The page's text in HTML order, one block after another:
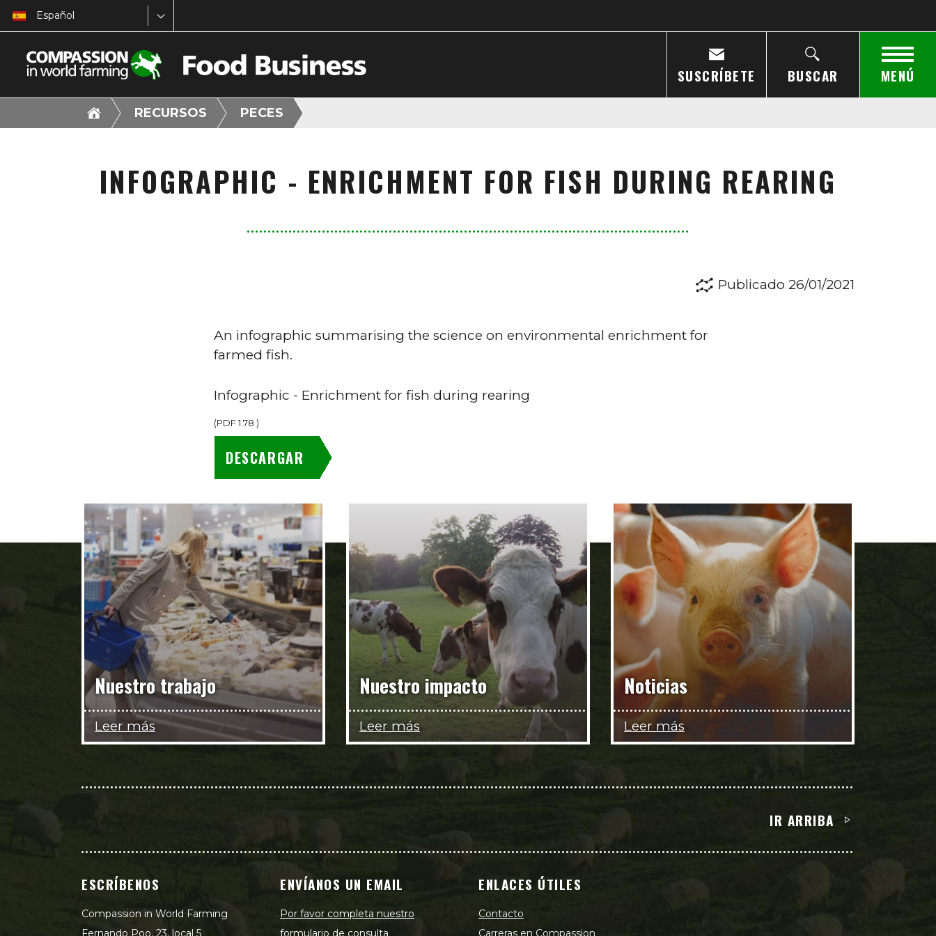
Español
SUSCRÍBETE BUSCAR MENÚ
RECURSOS PECES
INFOGRAPHIC - ENRICHMENT FOR FISH DURING REARING
Publicado 26/01/2021
An infographic summarising the science on environmental enrichment for
farmed fish.
Infographic - Enrichment for fish during rearing
(PDF1.78 )
DESCARGAR
Nuestro trabajo
Leer más
Nuestro impacto
Leer más
Noticias
Leer más
IR ARRIBA
ESCRÍBENOS
Compassion in World Farming
Fernando Poo, 23, local 5
ENVÍANOS UN EMAIL
Por favor completa nuestro
formulario de consulta
ENLACES ÚTILES
Contacto
Carreras en Compassion